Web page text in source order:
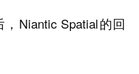
Niantic Spatial的回